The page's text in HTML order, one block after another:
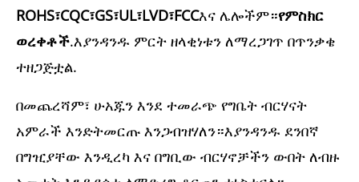
ROHS፣CQC፣GS፣UL፣LVD፣FCCእና ሌሎችም።የምስክር
ወረቀቶች.እያንዳንዱ ምርት ዘላቂነቱን ለማረጋገጥ በጥንቃቄ
ተዘጋጅቷል.
በመጨረሻም፣ ሁአጁን እንደ ተመራጭ የግቤት ብርሃናት
አምራች እንድትመርጡ እንጋብዝሃለን።እያንዳንዱ ደንበኛ
በግዢያቸው እንዲረካ እና በግቢው ብርሃኖቻችን ውበት ለብዙ